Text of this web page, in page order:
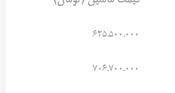
۶۲۵.۵۰۰.۰۰۰
۷۰۶.۷۰۰.۰۰۰